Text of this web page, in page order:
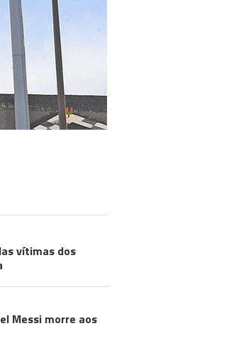
vítimas dos
Messi morre aos